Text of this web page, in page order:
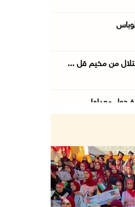
من مخيم قل ...
حول معدلها ...
Previous